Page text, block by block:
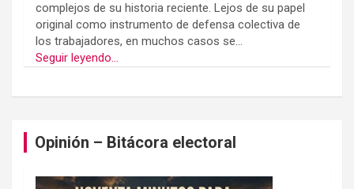
complejos de su historia reciente. Lejos de su papel
original como instrumento de defensa colectiva de
los trabajadores, en muchos casos se...
Seguir leyendo...
Opinión – Bitácora electoral